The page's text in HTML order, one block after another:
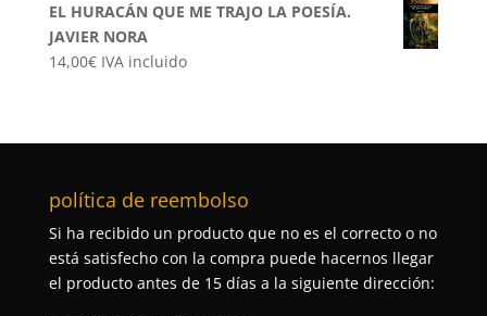
EL HURACÁN QUE ME TRAJO LA POESÍA.
JAVIER NORA
14,00€ IVA incluido
política de reembolso
Si ha recibido un producto que no es el correcto o no
está satisfecho con la compra puede hacernos llegar
el producto antes de 15 días a la siguiente dirección: